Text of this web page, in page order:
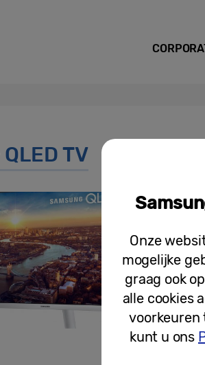
QLED TV
Onze
mogelijke
graag ook
alle cookies
voorkeuren
kunt u ons